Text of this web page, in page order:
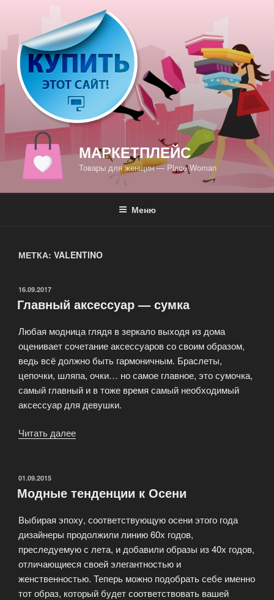
содержимому
МАРКЕТПЛЕЙС
Товары для женщин — Place Woman
Меню
МЕТКА: VALENTINO
ОПУБЛИКОВАНО
16.09.2017
Главный аксессуар — сумка
Любая модница глядя в зеркало выходя из дома
оценивает сочетание аксессуаров со своим образом,
ведь всё должно быть гармоничным. Браслеты,
цепочки, шляпа, очки… но самое главное, это сумочка,
самый главный и в тоже время самый необходимый
аксессуар для девушки.
Читать далее
ОПУБЛИКОВАНО
01.09.2015
Модные тенденции к Осени
Выбирая эпоху, соответствующую осени этого года
дизайнеры продолжили линию 60х годов,
преследуемую с лета, и добавили образы из 40х годов,
отличающиеся своей элегантностью и
женственностью. Теперь можно подобрать себе именно
тот образ, который будет соответствовать вашей